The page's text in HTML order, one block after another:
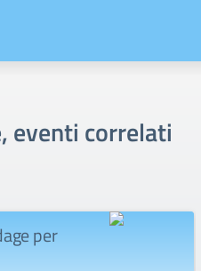
eventi correlati
per